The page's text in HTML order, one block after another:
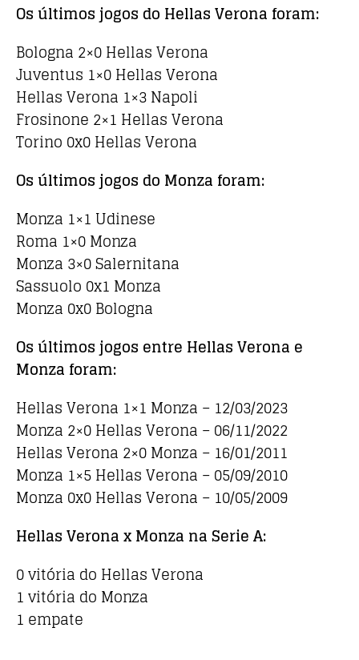
Os últimos jogos do Hellas Verona foram:
Bologna 2×0 Hellas Verona
Juventus 1×0 Hellas Verona
Hellas Verona 1×3 Napoli
Frosinone 2×1 Hellas Verona
Torino 0x0 Hellas Verona
Os últimos jogos do Monza foram:
Monza 1×1 Udinese
Roma 1×0 Monza
Monza 3×0 Salernitana
Sassuolo 0x1 Monza
Monza 0x0 Bologna
Os últimos jogos entre Hellas Verona e
Monza foram:
Hellas Verona 1×1 Monza – 12/03/2023
Monza 2×0 Hellas Verona – 06/11/2022
Hellas Verona 2×0 Monza – 16/01/2011
Monza 1×5 Hellas Verona – 05/09/2010
Monza 0x0 Hellas Verona – 10/05/2009
Hellas Verona x Monza na Serie A:
0 vitória do Hellas Verona
1 vitória do Monza
1 empate